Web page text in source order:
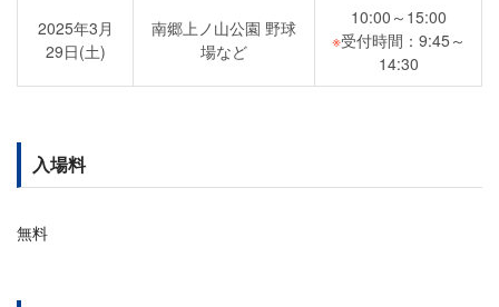
2025年3月
29日(土)
南郷上ノ山公園 野球
場など
10:00～15:00
※受付時間：9:45～
14:30
入場料
無料